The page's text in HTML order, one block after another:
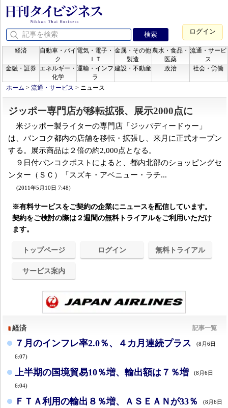
ログイン
経済
自動車・バイ
ク
電気・電子・
ＩＴ
金属・その他
製造
農水・食品・
医薬
流通・サービ
ス
金融・証券
エネルギー・
化学
運輸・インフ
ラ
建設・不動産 政治 社会・労働
ホーム > 流通・サービス > ニュース
ジッポー専門店が移転拡張、展示2000点に
米ジッポー製ライターの専門店「ジッパディードゥー」
は、バンコク都内の店舗を移転・拡張し、来月に正式オープン
する。展示商品は２倍の約2,000点となる。
９日付バンコクポストによると、都内北部のショッピングセ
ンター（ＳＣ）「スズキ・アベニュー・ラチ...
(2011年5月10日 7:48)
※有料サービスをご契約の企業にニュースを配信しています。
契約をご検討の際は２週間の無料トライアルをご利用いただけ
ます。
トップページ ログイン 無料トライアル
サービス案内
経済 記事一覧
７月のインフレ率2.0％、４カ月連続プラス (8月6日
6:07)
上半期の国境貿易10％増、輸出額は７％増 (8月6日
6:04)
ＦＴＡ利用の輸出８％増、ＡＳＥＡＮが33％ (8月6日